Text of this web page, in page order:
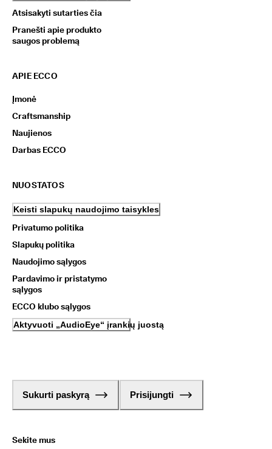
Atsisakyti sutarties čia
Pranešti apie produkto
saugos problemą
APIE ECCO
Įmonė
Craftsmanship
Naujienos
Darbas ECCO
NUOSTATOS
Keisti slapukų naudojimo taisykles
Privatumo politika
Slapukų politika
Naudojimo sąlygos
Pardavimo ir pristatymo
sąlygos
ECCO klubo sąlygos
Aktyvuoti „AudioEye“ įrankių juostą
Sukurti paskyrą Prisijungti
Sekite mus